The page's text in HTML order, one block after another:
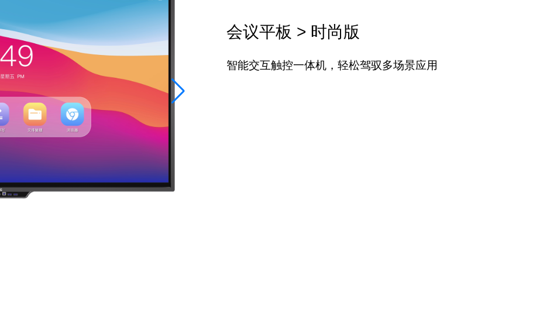
会议平板 > 时尚版
智能交互触控一体机，轻松驾驭多场景应用